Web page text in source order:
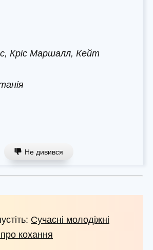
Кріс Маршалл, Кейт
Не дивився
Сучасні молодіжні
кохання